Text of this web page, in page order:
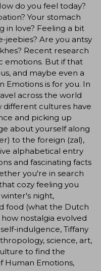
do you feel today?
Your stomach
in love? Feeling a bit
jeebies? Are you antsy
Recent research
emotions. But if that
and maybe even a
Emotions is for you. In
across the world
different cultures have
and picking up
about yourself along
to the foreign (zal),
alphabetical entry
and fascinating facts
you're in search
cozy feeling you
night,
food (what the Dutch
nostalgia evolved
indulgence, Tiffany
science, art,
to find the
Human Emotions,